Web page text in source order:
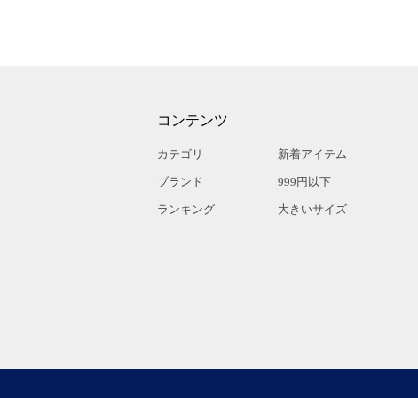
コンテンツ
カテゴリ
ブランド
ランキング
新着アイテム
999円以下
大きいサイズ